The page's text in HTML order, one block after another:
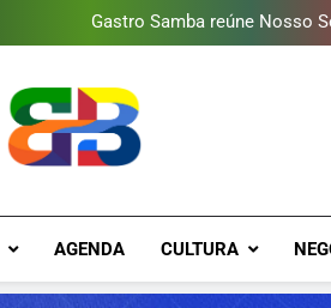
Shopping Grande Rio
Obra garante a
Gastro Samba reúne Nosso
Shopping Grande Rio
Obra garante a
Brava
AGENDA CULTURA